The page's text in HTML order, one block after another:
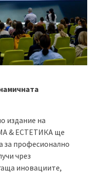
издание на
& ЕСТЕТИКА ще
за професионално
чрез
иновациите,